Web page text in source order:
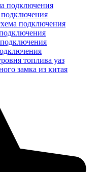
подключения
подключения
подключения
топлива уаз
замка из китая